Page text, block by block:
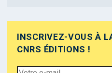
INSCRIVEZ-VOUS À
CNRS ÉDITIONS !